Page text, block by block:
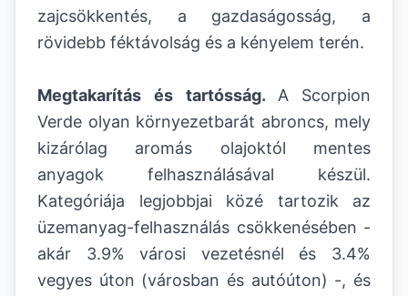
zajcsökkentés, a gazdaságosság, a
rövidebb féktávolság és a kényelem terén.
Megtakarítás és tartósság. A
Scorpion
Verde olyan környezetbarát abroncs, mely
kizárólag aromás olajoktól mentes
anyagok felhasználásával készül.
Kategóriája legjobbjai közé tartozik az
üzemanyag-felhasználás csökkenésében -
akár 3.9% városi vezetésnél és 3.4%
vegyes úton (városban és autóúton) -, és